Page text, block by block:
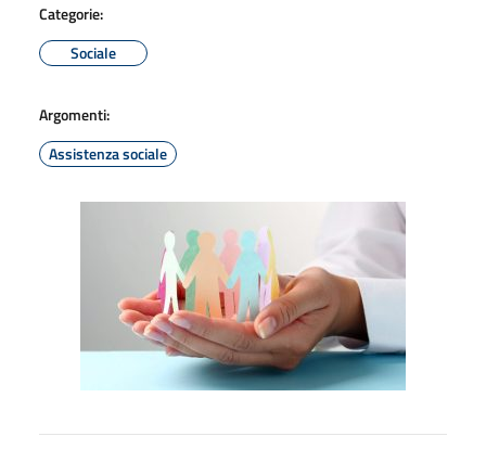
Categorie:
Sociale
Argomenti:
Assistenza sociale